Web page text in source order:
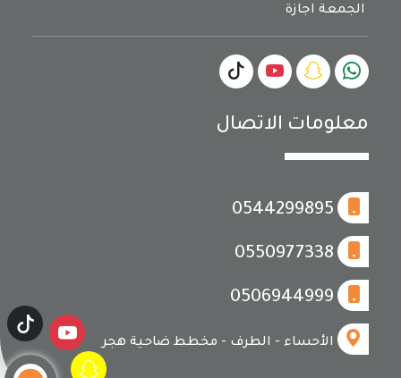
الجمعة اجازة
معلومات الاتصال
0544299895
0550977338
0506944999
الأحساء - الطرف - مخطط ضاحية هجر